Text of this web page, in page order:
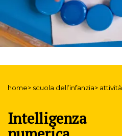
home> scuola dell’infanzia> attività
Intelligenza